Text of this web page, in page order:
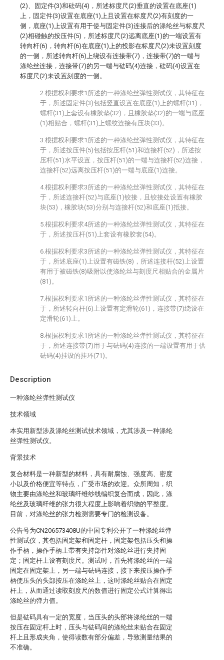
Description
一种涤纶丝弹性测试仪
技术领域
本实用新型涉及涤纶丝测试技术领域，尤其涉及一种涤纶
丝弹性测试仪。
背景技术
复合材料是一种新型的材料，具有耐腐蚀、强度高、密度
小以及价格便宜等特点，广受市场的欢迎。众所周知，织
物主要由涤纶丝和玻璃纤维纱线编织复合而成，因此，涤
纶丝及玻璃纤维的张力很大程度上影响着织物的平整度。
目前，对涤纶丝的张力检测需要专门的检测设备。
公告号为CN206573408U的中国专利公开了一种涤纶丝弹
性测试仪，其包括固定架和固定杆，固定架包括压头和操
作手柄，操作手柄上带有夹持部件对涤纶丝进行夹持固
定；固定杆上设有刻度尺。测试时，首先将涤纶丝的一端
固定在固定架上，另一端与砝码连接，接下来按压操作手
柄使压头的头部按压在涤纶丝上，这时涤纶丝贴合在固定
杆上，从而通过读取刻度尺的数值进行固定公式计算得出
涤纶丝的弹力值。
但是砝码具有一定的宽度，当压头的头部将涤纶丝的一端
按压在固定杆上时，压头与砝码间的涤纶丝未贴合在固定
杆上且形成夹角，使得读数有部分偏差，导致测量结果的
不准确。
(2)、固定件(3)和砝码(4)，所述标度尺(2)垂直的设置在底座(1)
上，固定件(3)设置在底座(1)上且设置在标度尺(2)有刻度的一
侧，底座(1)上设置有用于使与固定件(3)连接后的涤纶丝与标度尺
(2)相碰触的按压件(5)，所述标度尺(2)远离底座(1)的一端设置有
转向杆(6)，转向杆(6)在底座(1)上的投影在标度尺(2)未设置刻度
的一侧，所述转向杆(6)上绕设有连接带(7)，连接带(7)的一端与
涤纶丝连接，连接带(7)的另一端与砝码(4)连接，砝码(4)设置在
标度尺(2)未设置刻度的一侧。
2.根据权利要求1所述的一种涤纶丝弹性测试仪，其特征在
于，所述固定件(3)包括竖直设置在底座(1)上的螺杆(31)，
螺杆(31)上套设有橡胶垫(32)，且橡胶垫(32)的一端与底座
(1)相贴合，螺杆(31)上螺纹连接有压块(33)。
3.根据权利要求1所述的一种涤纶丝弹性测试仪，其特征在
于，所述按压件(5)包括按压杆(51)和连接杆(52)，所述按
压杆(51)水平设置，按压杆(51)的一端与连接杆(52)连接，
连接杆(52)远离按压杆(51)的一端与底座(1)连接。
4.根据权利要求3所述的一种涤纶丝弹性测试仪，其特征在
于，所述连接杆(52)与底座(1)铰接，且铰接处设置有橡胶
块(53)，橡胶块(53)分别与连接杆(52)和底座(1)抵接。
5.根据权利要求4所述的一种涤纶丝弹性测试仪，其特征在
于，所述按压杆(51)上套设有橡胶套(54)。
6.根据权利要求3所述的一种涤纶丝弹性测试仪，其特征在
于，所述底座(1)上设置有磁铁(8)，所述连接杆(52)上设置
有用于被磁铁(8)吸附以使涤纶丝与刻度尺相贴合的金属片
(81)。
7.根据权利要求1所述的一种涤纶丝弹性测试仪，其特征在
于，所述转向杆(6)上设置有定滑轮(61)，连接带(7)绕设在
定滑轮(61)上。
8.根据权利要求1所述的一种涤纶丝弹性测试仪，其特征在
于，所述连接带(7)用于与砝码(4)连接的一端设置有用于供
砝码(4)挂设的挂环(71)。